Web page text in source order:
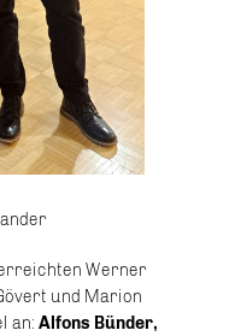
Werner
und Marion
an: Alfons Bünder,